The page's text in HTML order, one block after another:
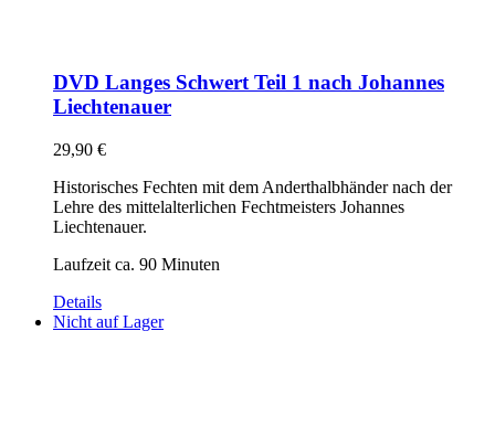
DVD Langes Schwert Teil 1 nach Johannes
Liechtenauer
29,90 €
Historisches Fechten mit dem Anderthalbhänder nach der
Lehre des mittelalterlichen Fechtmeisters Johannes
Liechtenauer.
Laufzeit ca. 90 Minuten
Details
Nicht auf Lager